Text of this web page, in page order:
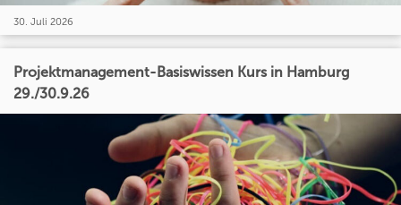
30. Juli 2026
Projektmanagement-Basiswissen Kurs in Hamburg
29./30.9.26